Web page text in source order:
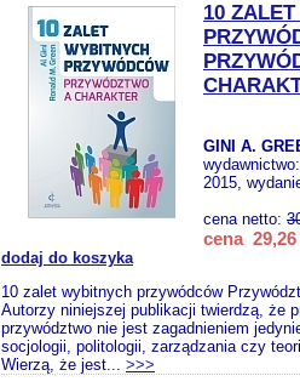
10
GINI A.
2015,
cena netto:
cena 29,26
dodaj do koszyka
10 zalet wybitnych przywódców
Autorzy niniejszej publikacji twierdzą, że
przywództwo nie jest zagadnieniem
socjologii, politologii, zarządzania czy
Wierzą, że jest... >>>